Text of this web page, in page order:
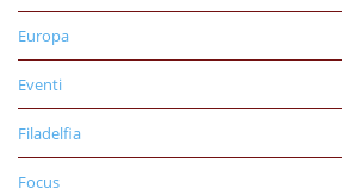
Europa
Eventi
Filadelfia
Focus